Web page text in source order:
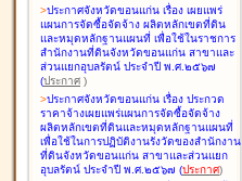
>ประกาศจังหวัดขอนแก่น เรื่อง เผยแพร่
แผนการจัดซื้อจัดจ้าง ผลิตหลักเขตที่ดิน
และหมุดหลักฐานแผนที่ เพื่อใช้ในราชการ
สำนักงานที่ดินจังหวัดขอนแก่น สาขาและ
ส่วนแยกอุบลรัตน์ ประจำปี พ.ศ.๒๕๖๗
(ประกาศ )
>ประกาศจังหวัดขอนแก่น เรื่อง ประกวด
ราคาจ้างเผยแพร่แผนการจัดซื้อจัดจ้าง
ผลิตหลักเขตที่ดินและหมุดหลักฐานแผนที่
เพื่อใช้ในการปฏิบัติงานรังวัดของสำนักงาน
ที่ดินจังหวัดขอนแก่น สาขาและส่วนแยก
อุบลรัตน์ ประจำปี พ.ศ.๒๕๖๗ (ประกาศ)